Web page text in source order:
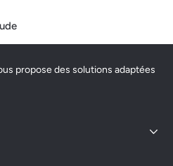
propose des solutions adaptées